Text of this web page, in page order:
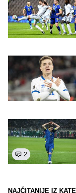
2
NAJČITANIJE IZ